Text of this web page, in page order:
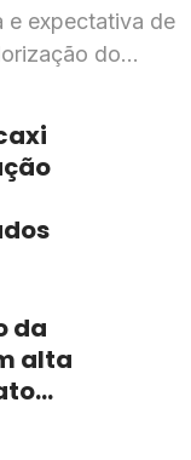
e expectativa de
do
da
alta